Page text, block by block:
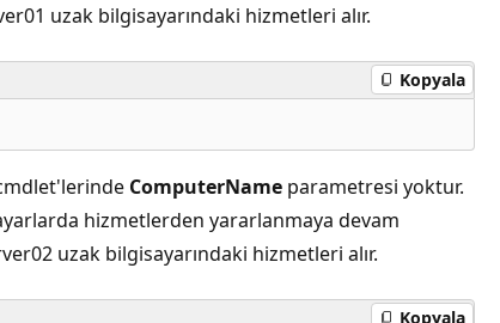
uzak bilgisayarındaki hizmetleri alır.
Kopyala
ComputerName parametresi yoktur.
hizmetlerden yararlanmaya devam
uzak bilgisayarındaki hizmetleri alır.
Kopyala